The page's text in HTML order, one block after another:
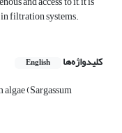
filtration systems.
کلیدواژه‌ها English
(Sargassum